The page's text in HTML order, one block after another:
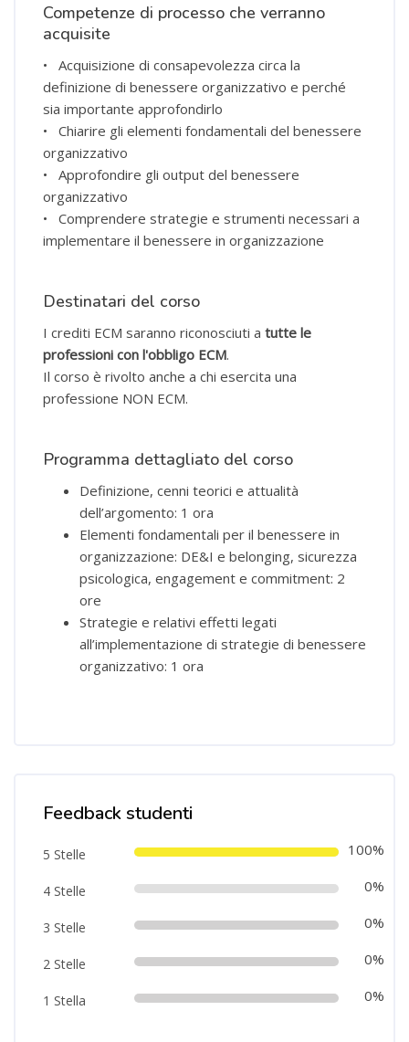
Competenze di processo che verranno
acquisite
• Acquisizione di consapevolezza circa la
definizione di benessere organizzativo e perché
sia importante approfondirlo
• Chiarire gli elementi fondamentali del benessere
organizzativo
• Approfondire gli output del benessere
organizzativo
• Comprendere strategie e strumenti necessari a
implementare il benessere in organizzazione
Destinatari del corso
I crediti ECM saranno riconosciuti a tutte le
professioni con l'obbligo ECM.
Il corso è rivolto anche a chi esercita una
professione NON ECM.
Programma dettagliato del corso
Definizione, cenni teorici e attualità
dell’argomento: 1 ora
Elementi fondamentali per il benessere in
organizzazione: DE&I e belonging, sicurezza
psicologica, engagement e commitment: 2
ore
Strategie e relativi effetti legati
all’implementazione di strategie di benessere
organizzativo: 1 ora
Feedback studenti
5 Stelle 100%
4 Stelle 0%
3 Stelle 0%
2 Stelle 0%
1 Stella 0%